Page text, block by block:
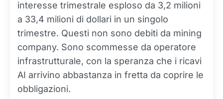
interesse trimestrale esploso da 3,2 milioni
a 33,4 milioni di dollari in un singolo
trimestre. Questi non sono debiti da mining
company. Sono scommesse da operatore
infrastrutturale, con la speranza che i ricavi
AI arrivino abbastanza in fretta da coprire le
obbligazioni.